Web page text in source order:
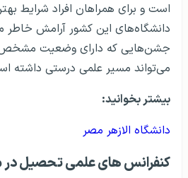
است و برای همراهان افراد شرایط
دانشگاه‌های این کشور آرامش
جشن‌هایی که دارای وضعیت مشخص
می‌تواند مسیر علمی درستی داشته
بیشتر بخوانید:
دانشگاه الازهر مصر
کنفرانس های علمی تحصیل